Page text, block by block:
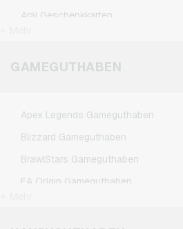
Aral Geschenkkarten
BestChoice Premium Geschenkkarten
GAMEGUTHABEN
Apex Legends Gameguthaben
Blizzard Gameguthaben
BrawlStars Gameguthaben
EA Origin Gameguthaben
Minecraft Gameguthaben